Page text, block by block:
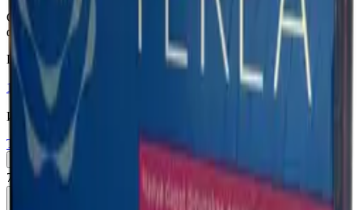
Смесь красных ягод с ментолом в дополнении со сладким
фильтром.
Похожие товары
18+ Мне исполнилось 18 лет
Индонезия (ID)
Terea Green ID
Пачка Блок×10
760 ₽